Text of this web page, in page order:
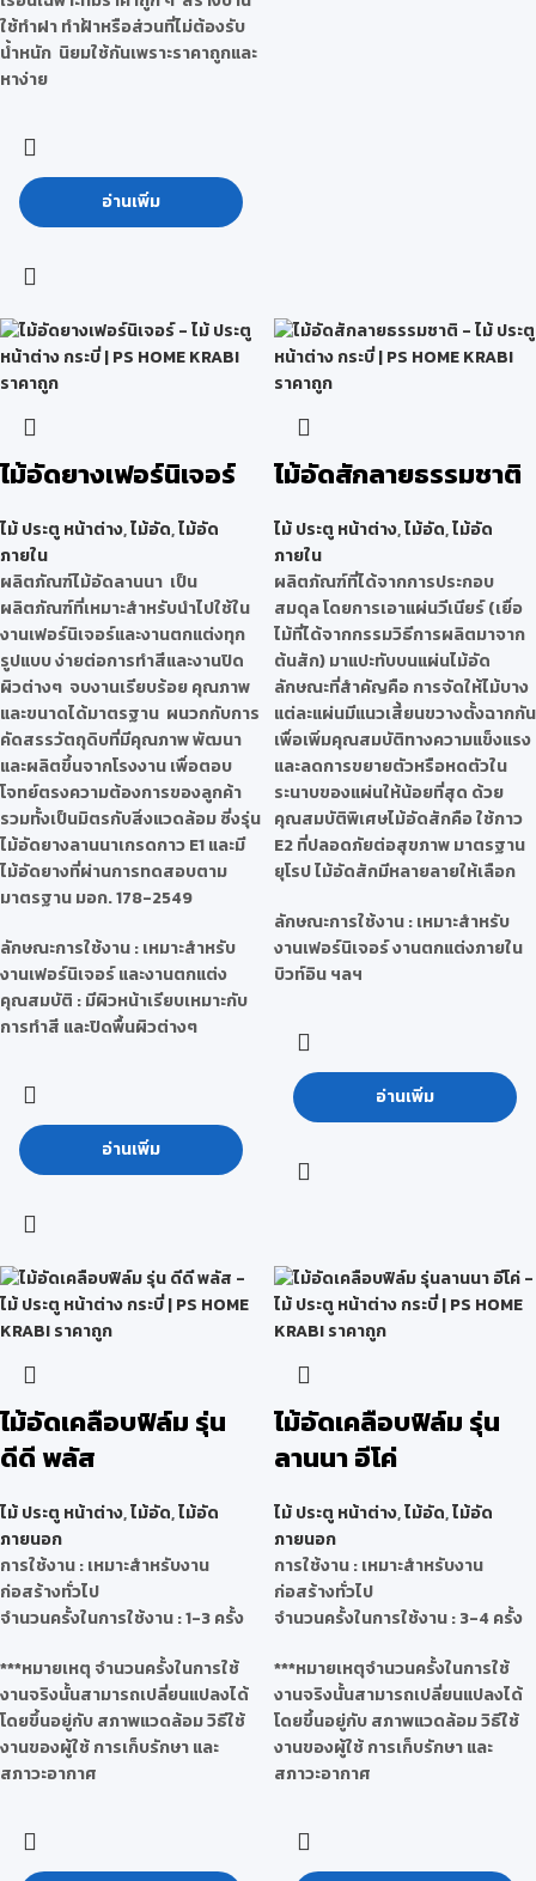
ใช้ทำฝา ทำฝ้าหรือส่วนที่ไม่ต้องรับ
น้ำหนัก นิยมใช้กันเพราะราคาถูกและ
หาง่าย
อ่านเพิ่ม
ไม้อัดยางเฟอร์นิเจอร์
ไม้ ประตู หน้าต่าง,ไม้อัด,ไม้อัด
ภายใน
ผลิตภัณฑ์ไม้อัดลานนา เป็น
ผลิตภัณฑ์ที่เหมาะสำหรับนำไปใช้ใน
งานเฟอร์นิเจอร์และงานตกแต่งทุก
รูปแบบ ง่ายต่อการทำสีและงานปิด
ผิวต่างๆ จบงานเรียบร้อย คุณภาพ
และขนาดได้มาตรฐาน ผนวกกับการ
คัดสรรวัตถุดิบที่มีคุณภาพ พัฒนา
และผลิตขึ้นจากโรงงาน เพื่อตอบ
โจทย์ตรงความต้องการของลูกค้า
รวมทั้งเป็นมิตรกับสิ่งแวดล้อม ซี่งรุ่น
ไม้อัดยางลานนาเกรดกาว E1 และมี
ไม้อัดยางที่ผ่านการทดสอบตาม
มาตรฐาน มอก. 178-2549
ลักษณะการใช้งาน :เหมาะสำหรับ
งานเฟอร์นิเจอร์ และงานตกแต่ง
คุณสมบัติ :มีผิวหน้าเรียบเหมาะกับ
การทำสี และปิดพื้นผิวต่างๆ
อ่านเพิ่ม
ไม้อัดสักลายธรรมชาติ
ไม้ ประตู หน้าต่าง,ไม้อัด,ไม้อัด
ภายใน
ผลิตภัณฑ์ที่ได้จากการประกอบ
สมดุล โดยการเอาแผ่นวีเนียร์ (เยื่อ
ไม้ที่ได้จากกรรมวิธีการผลิตมาจาก
ต้นสัก) มาแปะทับบนแผ่นไม้อัด
ลักษณะที่สำคัญคือ การจัดให้ไม้บาง
แต่ละแผ่นมีแนวเสี้ยนขวางตั้งฉากกัน
เพื่อเพิ่มคุณสมบัติทางความแข็งแรง
และลดการขยายตัวหรือหดตัวใน
ระนาบของแผ่นให้น้อยที่สุด ด้วย
คุณสมบัติพิเศษไม้อัดสักคือ ใช้กาว
E2 ที่ปลอดภัยต่อสุขภาพ มาตรฐาน
ยุโรป ไม้อัดสักมีหลายลายให้เลือก
ลักษณะการใช้งาน : เหมาะสำหรับ
งานเฟอร์นิเจอร์ งานตกแต่งภายใน
บิวท์อิน ฯลฯ
อ่านเพิ่ม
ไม้อัดเคลือบฟิล์ม รุ่น
ดีดี พลัส
ไม้ ประตู หน้าต่าง,ไม้อัด,ไม้อัด
ภายนอก
การใช้งาน : เหมาะสำหรับงาน
ก่อสร้างทั่วไป
จำนวนครั้งในการใช้งาน : 1-3 ครั้ง
***หมายเหตุ จำนวนครั้งในการใช้
งานจริงนั้นสามารถเปลี่ยนแปลงได้
โดยขึ้นอยู่กับ สภาพแวดล้อม วิธีใช้
งานของผู้ใช้ การเก็บรักษา และ
สภาวะอากาศ
ไม้อัดเคลือบฟิล์ม รุ่น
ลานนา อีโค่
ไม้ ประตู หน้าต่าง,ไม้อัด,ไม้อัด
ภายนอก
การใช้งาน : เหมาะสำหรับงาน
ก่อสร้างทั่วไป
จำนวนครั้งในการใช้งาน : 3-4 ครั้ง
***หมายเหตุจำนวนครั้งในการใช้
งานจริงนั้นสามารถเปลี่ยนแปลงได้
โดยขึ้นอยู่กับ สภาพแวดล้อม วิธีใช้
งานของผู้ใช้ การเก็บรักษา และ
สภาวะอากาศ